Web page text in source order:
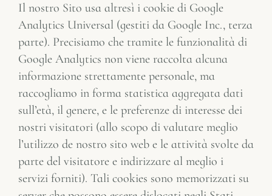
Il nostro Sito usa altresì i cookie di Google
Analytics Universal (gestiti da Google Inc., terza
parte). Precisiamo che tramite le funzionalità di
Google Analytics non viene raccolta alcuna
informazione strettamente personale, ma
raccogliamo in forma statistica aggregata dati
sull’età, il genere, e le preferenze di interesse dei
nostri visitatori (allo scopo di valutare meglio
l’utilizzo de nostro sito web e le attività svolte da
parte del visitatore e indirizzare al meglio i
servizi forniti). Tali cookies sono memorizzati su